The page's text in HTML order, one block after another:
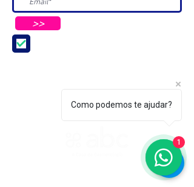
>>
ASSOCIAÇÃO BRASILEIRA DE COSMETOLOGIA
R. Ana Catharina Randi, 25 Jd. Petrópolis - São
Como podemos te ajudar?
1